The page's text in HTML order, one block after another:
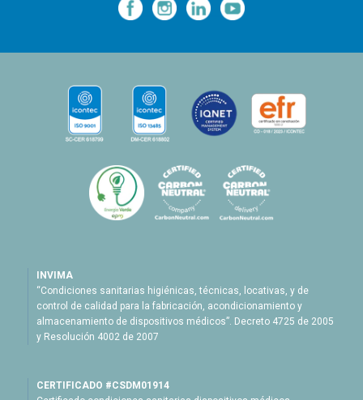
— — —
INVIMA
“Condiciones sanitarias higiénicas, técnicas, locativas, y de
control de calidad para la fabricación, acondicionamiento y
almacenamiento de dispositivos médicos”. Decreto 4725 de 2005
y Resolución 4002 de 2007
CERTIFICADO #CSDM01914